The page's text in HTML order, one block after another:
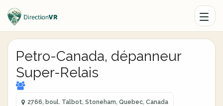
Petro-Canada, dépanneur
Super-Relais
2766, boul. Talbot, Stoneham, Quebec, Canada